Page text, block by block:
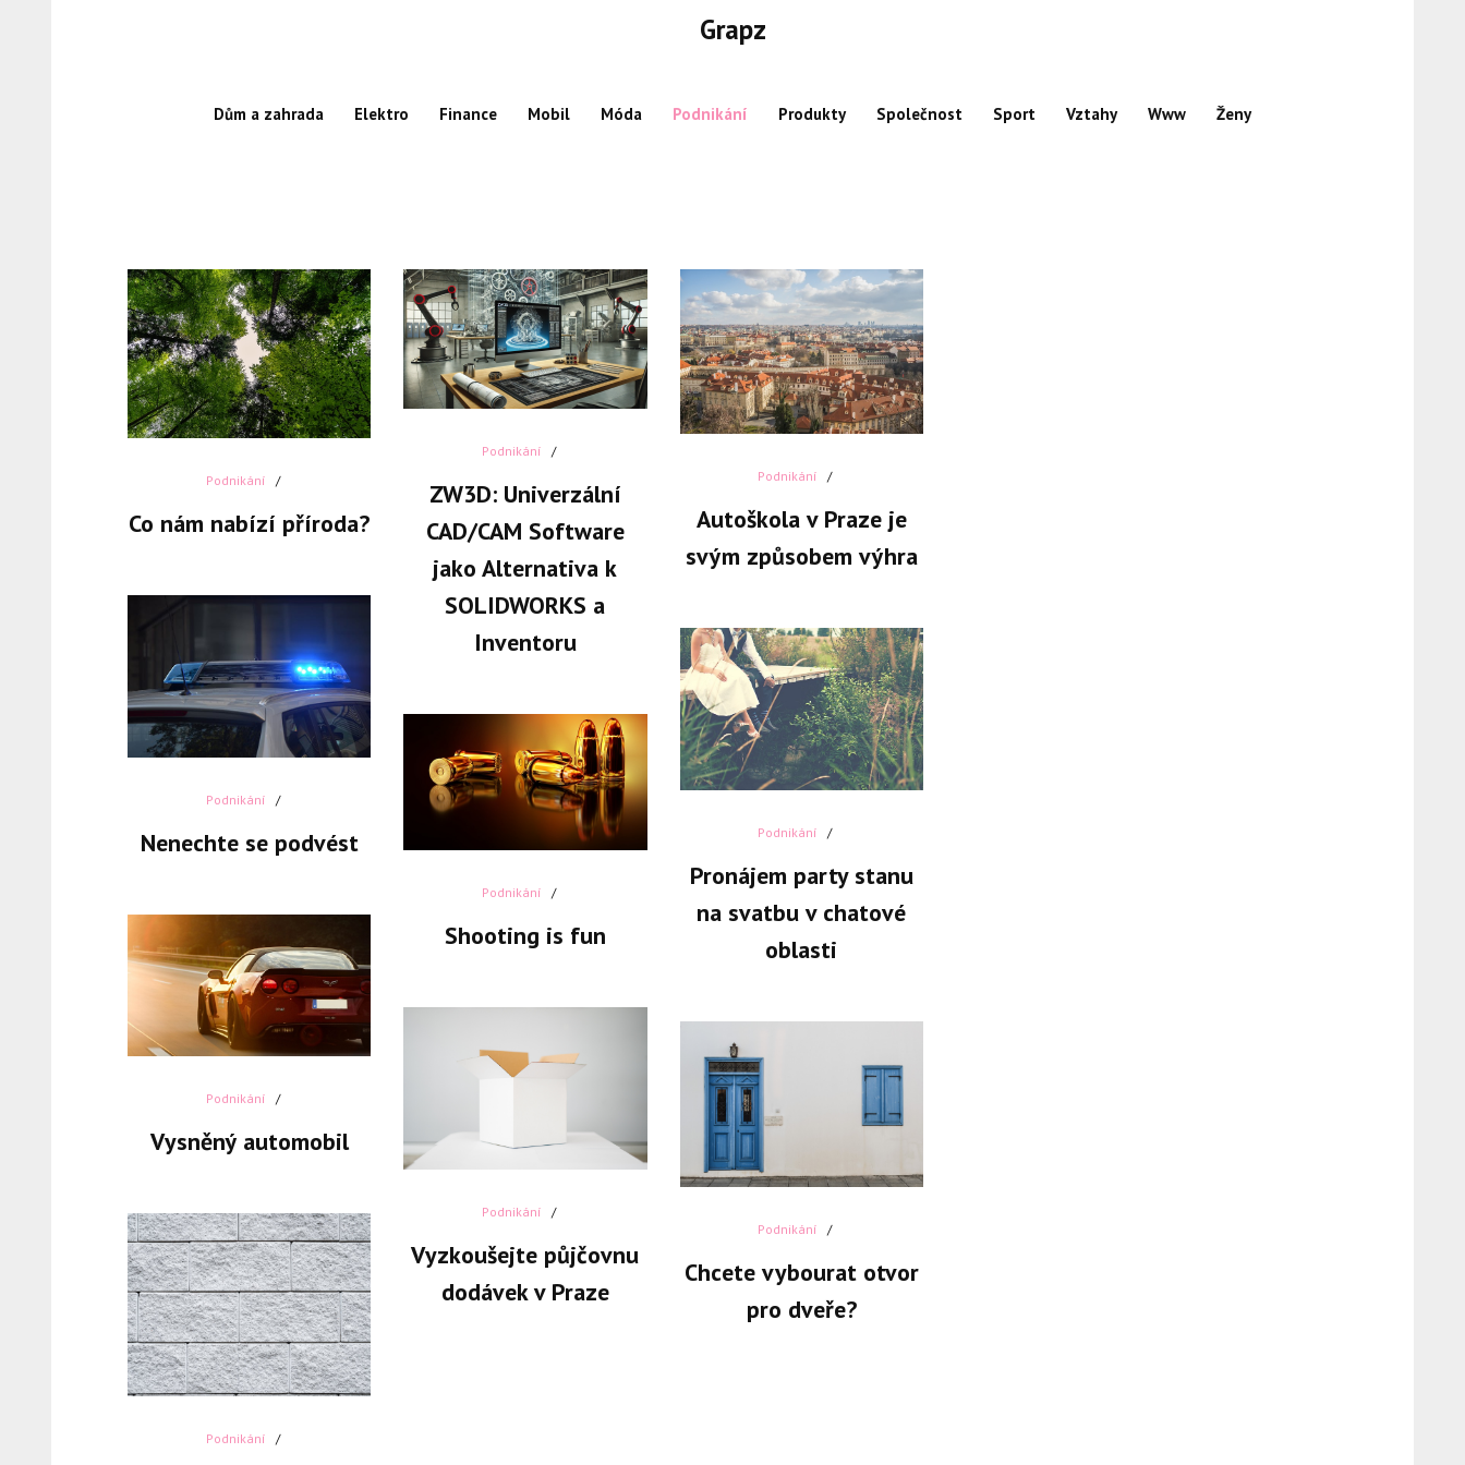
Grapz
Dům a zahrada Elektro Finance Mobil Móda Podnikání Produkty Společnost Sport Vztahy Www Ženy
Podnikání
Co nám nabízí příroda?
Podnikání
ZW3D: Univerzální
CAD/CAM Software
jako Alternativa k
SOLIDWORKS a
Inventoru
Podnikání
Autoškola v Praze je
svým způsobem výhra
Podnikání
Nenechte se podvést Podnikání
Pronájem party stanu
na svatbu v chatové
oblasti
Podnikání
Shooting is fun
Podnikání
Vysněný automobil
Podnikání
Vyzkoušejte půjčovnu
dodávek v Praze
Podnikání
Chcete vybourat otvor
pro dveře?
Podnikání